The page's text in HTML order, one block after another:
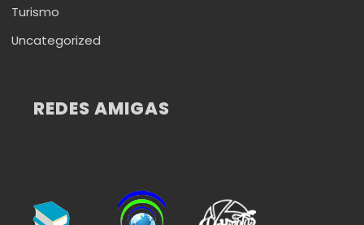
Turismo
Uncategorized
REDES AMIGAS